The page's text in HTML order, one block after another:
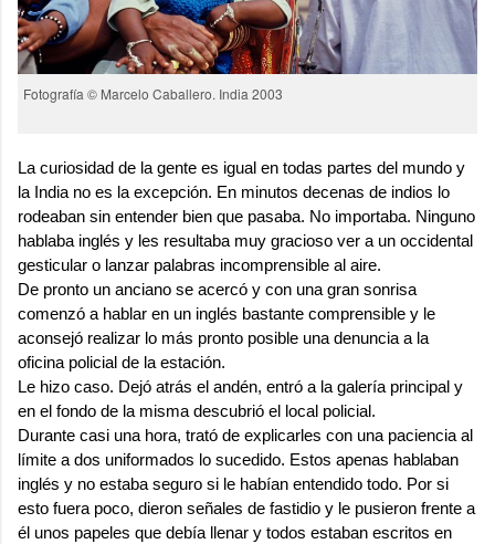
Fotografía © Marcelo Caballero. India 2003
La curiosidad de la gente es igual en todas partes del mundo y
la India no es la excepción. En minutos decenas de indios lo
rodeaban sin entender bien que pasaba. No importaba. Ninguno
hablaba inglés y les resultaba muy gracioso ver a un occidental
gesticular o lanzar palabras incomprensible al aire.
De pronto un anciano se acercó y con una gran sonrisa
comenzó a hablar en un inglés bastante comprensible y le
aconsejó realizar lo más pronto posible una denuncia a la
oficina policial de la estación.
Le hizo caso. Dejó atrás el andén, entró a la galería principal y
en el fondo de la misma descubrió el local policial.
Durante casi una hora, trató de explicarles con una paciencia al
límite a dos uniformados lo sucedido. Estos apenas hablaban
inglés y no estaba seguro si le habían entendido todo. Por si
esto fuera poco, dieron señales de fastidio y le pusieron frente a
él unos papeles que debía llenar y todos estaban escritos en